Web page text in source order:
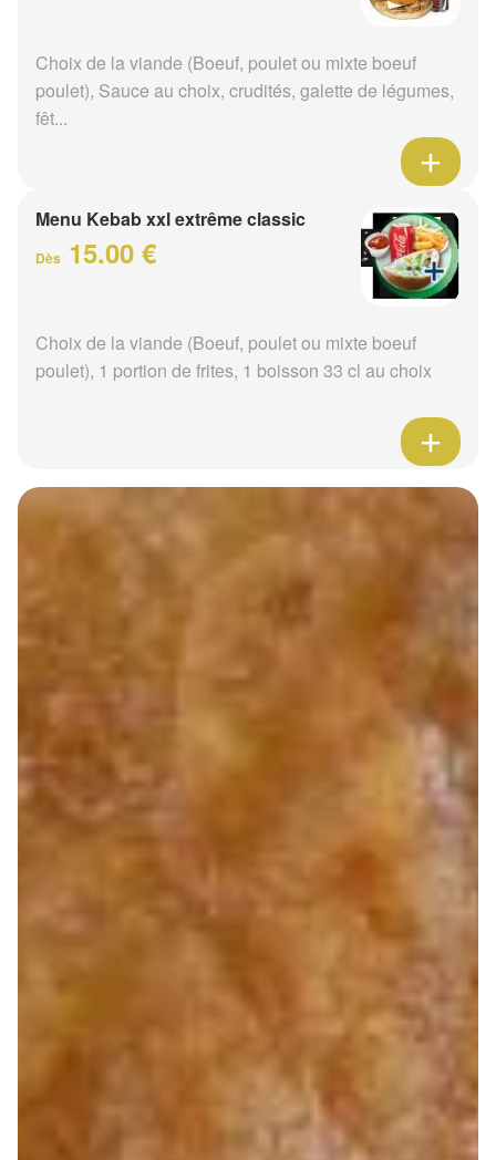
Choix de la viande (Boeuf, poulet ou mixte boeuf
poulet), Sauce au choix, crudités, galette de légumes,
fêt...
Menu Kebab xxl extrême classic
Dès 15.00 €
Choix de la viande (Boeuf, poulet ou mixte boeuf
poulet), 1 portion de frites, 1 boisson 33 cl au choix